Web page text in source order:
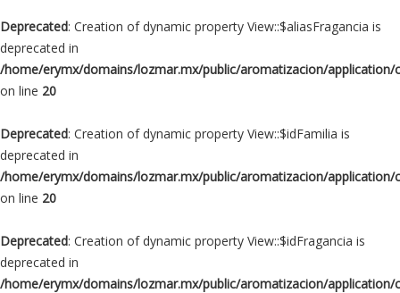
Deprecated: Creation of dynamic property View::$aliasFragancia is
deprecated in
/home/erymx/domains/lozmar.mx/public/aromatizacion/application/
on line 20
Deprecated: Creation of dynamic property View::$idFamilia is
deprecated in
/home/erymx/domains/lozmar.mx/public/aromatizacion/application/
on line 20
Deprecated: Creation of dynamic property View::$idFragancia is
deprecated in
/home/erymx/domains/lozmar.mx/public/aromatizacion/application/